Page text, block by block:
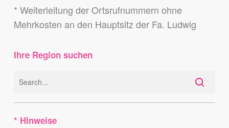
* Weiterleitung der Ortsrufnummern ohne
Mehrkosten an den Hauptsitz der Fa. Ludwig
Ihre Region suchen
* Hinweise